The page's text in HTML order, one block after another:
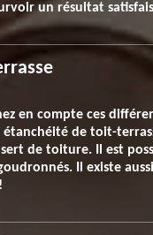
un résultat
en compte ces
de toit-
de toiture. Il est
Il existe